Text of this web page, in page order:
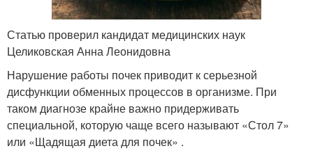
Статью проверил кандидат медицинских наук
Целиковская Анна Леонидовна
Нарушение работы почек приводит к серьезной
дисфункции обменных процессов в организме. При
таком диагнозе крайне важно придерживать
специальной, которую чаще всего называют «Стол 7»
или «Щадящая диета для почек» .